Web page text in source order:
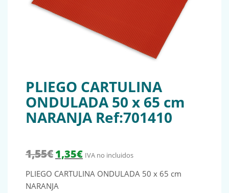
PLIEGO CARTULINA
ONDULADA 50 x 65 cm
NARANJA Ref:701410
1,55€ El precio original era: 1,55€.
1,35€El precio actual es: 1,35€.
IVA no incluidos
PLIEGO CARTULINA ONDULADA 50 x 65 cm
NARANJA